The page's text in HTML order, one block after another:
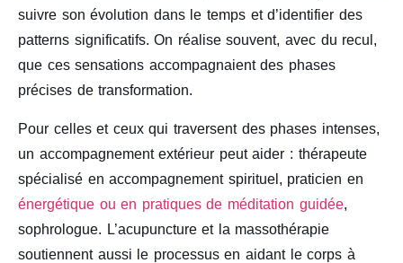
suivre son évolution dans le temps et d’identifier des
patterns significatifs. On réalise souvent, avec du recul,
que ces sensations accompagnaient des phases
précises de transformation.
Pour celles et ceux qui traversent des phases intenses,
un accompagnement extérieur peut aider : thérapeute
spécialisé en accompagnement spirituel, praticien en
énergétique ou en pratiques de méditation guidée,
sophrologue. L’acupuncture et la massothérapie
soutiennent aussi le processus en aidant le corps à